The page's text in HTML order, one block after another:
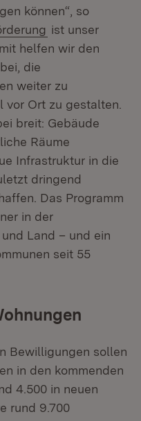
können“, so
(Öffnet in
ist unser
helfen wir den
die
weiter zu
vor Ort zu gestalten.
breit: Gebäude
Räume
Infrastruktur in die
dringend
Das Programm
in der
Land – und ein
seit 55
Bewilligungen sollen
in den kommenden
4.500 in neuen
rund 9.700